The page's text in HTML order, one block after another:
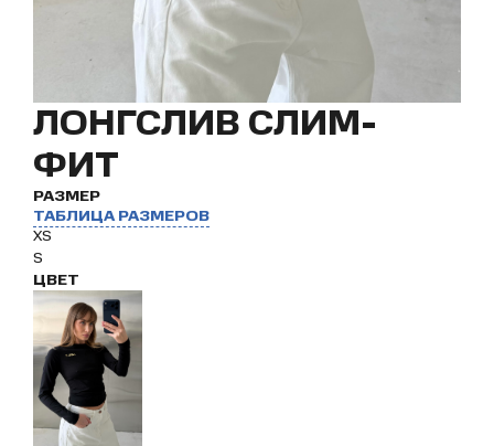
ЛОНГСЛИВ СЛИМ-
ФИТ
РАЗМЕР
ТАБЛИЦА РАЗМЕРОВ
XS
S
ЦВЕТ